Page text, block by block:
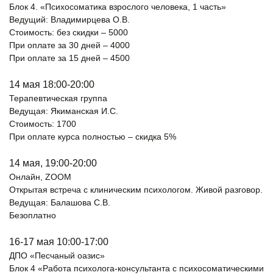
Блок 4. «Психосоматика взрослого человека, 1 часть»
Ведущий: Владимирцева О.В.
Стоимость: без скидки – 5000
При оплате за 30 дней – 4000
При оплате за 15 дней – 4500
14 мая 18:00-20:00
Терапевтическая группа
Ведущая: Якиманская И.С.
Стоимость: 1700
При оплате курса полностью – скидка 5%
14 мая, 19:00-20:00
Онлайн, ZOOM
Открытая встреча с клиническим психологом. Живой разговор.
Ведущая: Балашова С.В.
Безоплатно
16-17 мая 10:00-17:00
ДПО «Песчаный оазис»
Блок 4 «Работа психолога-консультанта с психосоматическими